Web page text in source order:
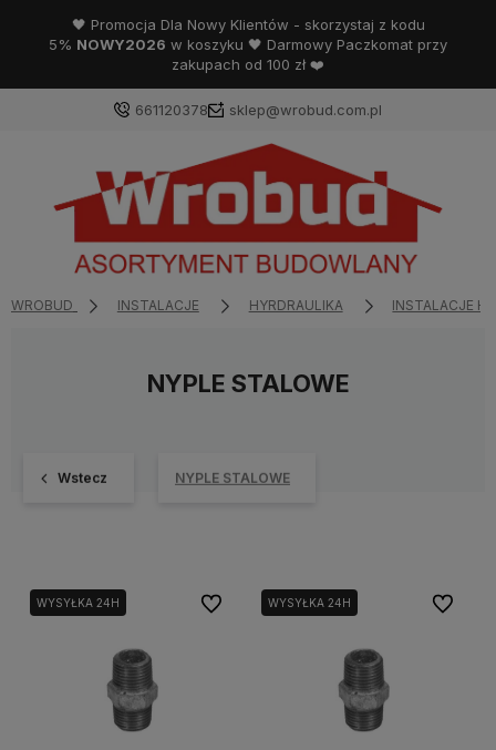
🖤 Promocja Dla Nowy Klientów - skorzystaj z kodu
5% NOWY2026 w koszyku 🖤 Darmowy Paczkomat przy
zakupach od 100 zł ❤️
661120378 sklep@wrobud.com.pl
WROBUD INSTALACJE HYRDRAULIKA INSTALACJE
NYPLE STALOWE
Wstecz NYPLE STALOWE
WYSYŁKA 24H Do ulubionychWYSYŁKA 24H Do